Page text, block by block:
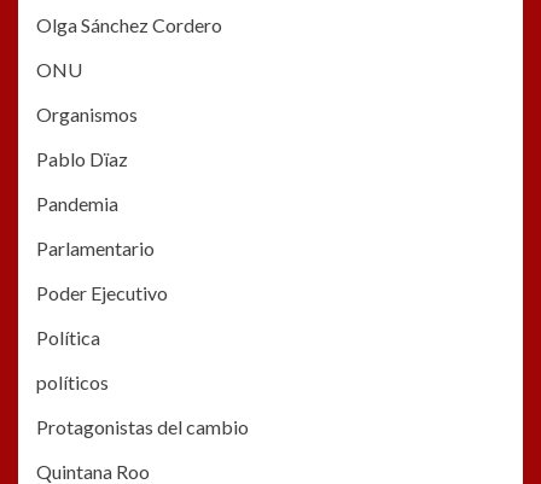
Olga Sánchez Cordero
ONU
Organismos
Pablo Dïaz
Pandemia
Parlamentario
Poder Ejecutivo
Política
políticos
Protagonistas del cambio
Quintana Roo